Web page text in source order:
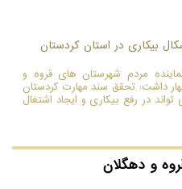
بیکاری در استان کردستان
مردم شهرستان های قروه و
داشت: تحقق سند مهارت كردستان
در رفع بیكاری و ایجاد اشتغال
و دهگلان